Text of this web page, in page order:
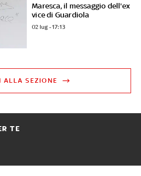
Maresca, il messaggio dell'ex
vice di Guardiola
02 lug - 17:13
ALLA SEZIONE
TE